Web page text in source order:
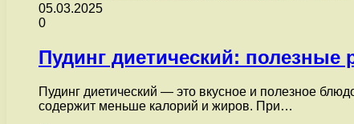
05.03.2025
0
Пудинг диетический:
Пудинг диетический — это вкусное и полезное
содержит меньше калорий и жиров. При…